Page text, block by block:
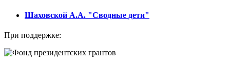
Шаховской А.А. "Сводные дети"
При поддержке: